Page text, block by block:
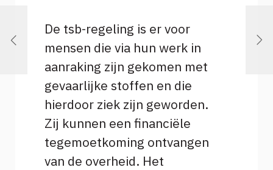
De tsb-regeling is er voor
mensen die via hun werk in
aanraking zijn gekomen met
gevaarlijke stoffen en die
hierdoor ziek zijn geworden.
Zij kunnen een financiële
tegemoetkoming ontvangen
van de overheid. Het